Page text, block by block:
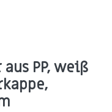
PP, weiß